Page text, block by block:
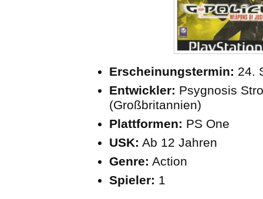
Erscheinungstermin: 24.
Entwickler: Psygnosis
(Großbritannien)
Plattformen: PS One
USK: Ab 12 Jahren
Genre: Action
Spieler: 1